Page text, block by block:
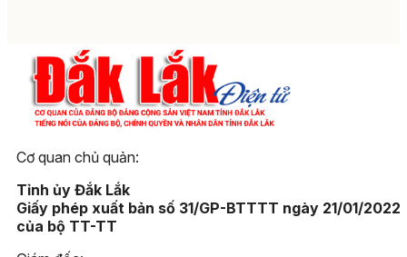
Cơ quan chủ quản:
Tỉnh ủy Đắk Lắk
Giấy phép xuất bản số 31/GP-BTTTT ngày 21/01/2022
của bộ TT-TT